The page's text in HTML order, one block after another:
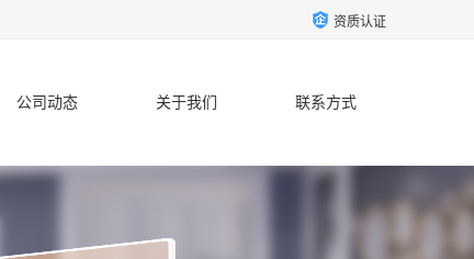
资质认证
公司动态 关于我们 联系方式